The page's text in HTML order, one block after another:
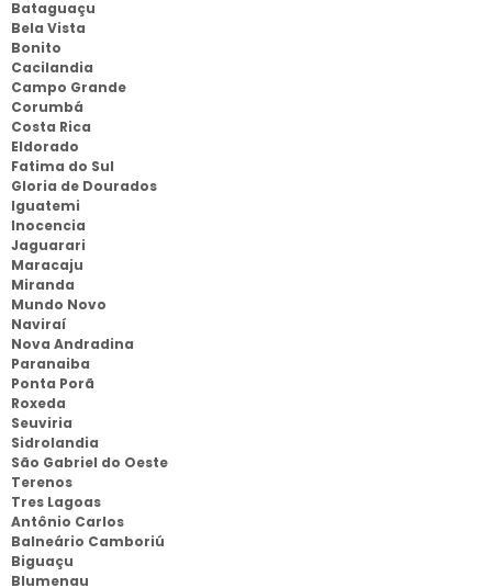
Bataguaçu
Bela Vista
Bonito
Cacilandia
Campo Grande
Corumbá
Costa Rica
Eldorado
Fatima do Sul
Gloria de Dourados
Iguatemi
Inocencia
Jaguarari
Maracaju
Miranda
Mundo Novo
Naviraí
Nova Andradina
Paranaiba
Ponta Porã
Roxeda
Seuviria
Sidrolandia
São Gabriel do Oeste
Terenos
Tres Lagoas
Antônio Carlos
Balneário Camboriú
Biguaçu
Blumenau